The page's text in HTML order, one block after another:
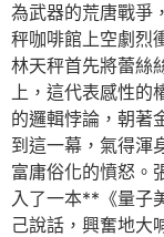
為武器的荒唐戰爭
秤咖啡館上空劇烈
林天秤首先將蕾絲
上，這代表感性的
的邏輯悖論，朝著
到這一幕，氣得渾
富庸俗化的憤怒。
入了一本**《量子
己說話，興奮地大